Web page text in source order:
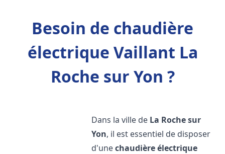
Besoin de chaudière
électrique Vaillant La
Roche sur Yon ?
Dans la ville de La Roche sur
Yon, il est essentiel de disposer
d'unechaudière électrique